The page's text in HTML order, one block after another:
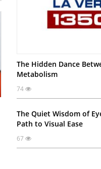
The Hidden Dance
Metabolism
74
The Quiet Wisdom of
Path to Visual Ease
67